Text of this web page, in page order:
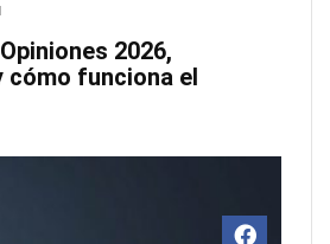
2026,
cómo funciona el